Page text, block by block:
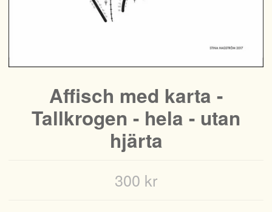
Affisch med karta -
Tallkrogen - hela - utan
hjärta
300 kr